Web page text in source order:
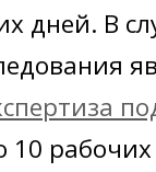
дней. В
10